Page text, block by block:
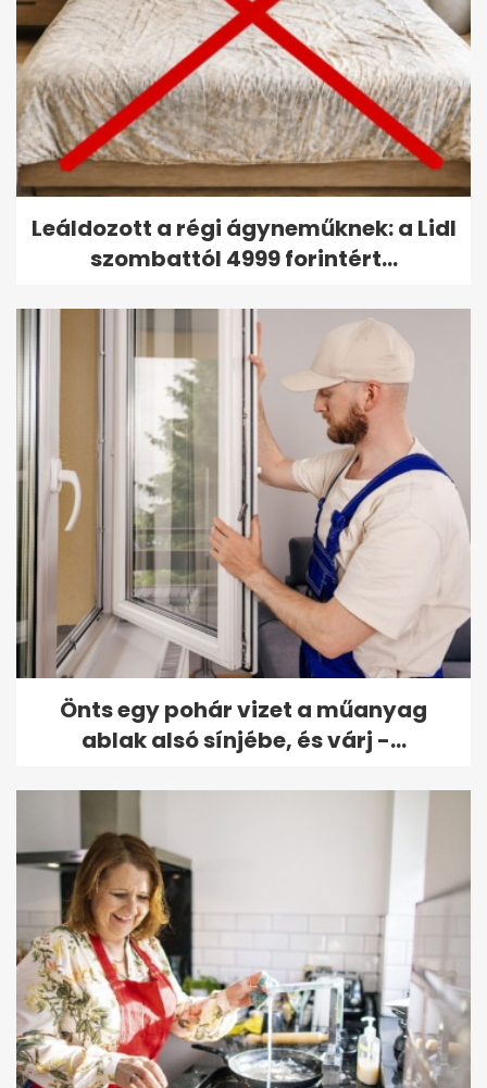
Leáldozott a régi ágyneműknek: a Lidl
szombattól 4999 forintért...
Önts egy pohár vizet a műanyag
ablak alsó sínjébe, és várj -...